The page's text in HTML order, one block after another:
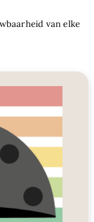
van elke